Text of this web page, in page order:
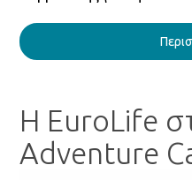
Η EuroLife
Adventure